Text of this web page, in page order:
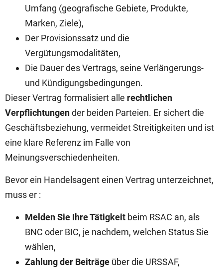
Umfang (geografische Gebiete, Produkte,
Marken, Ziele),
Der Provisionssatz und die
Vergütungsmodalitäten,
Die Dauer des Vertrags, seine Verlängerungs-
und Kündigungsbedingungen.
Dieser Vertrag formalisiert alle rechtlichen
Verpflichtungender beiden Parteien. Er sichert die
Geschäftsbeziehung, vermeidet Streitigkeiten und ist
eine klare Referenz im Falle von
Meinungsverschiedenheiten.
Bevor ein Handelsagent einen Vertrag unterzeichnet,
muss er :
Melden Sie Ihre Tätigkeit beim RSAC an, als
BNC oder BIC, je nachdem, welchen Status Sie
wählen,
Zahlung der Beiträge über die URSSAF,